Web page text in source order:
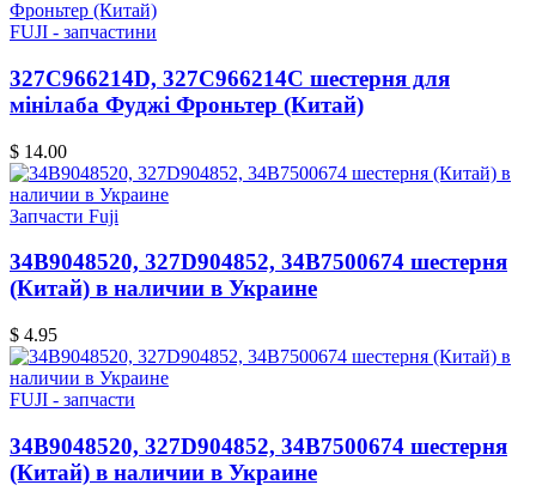
FUJI - запчастини
327C966214D, 327C966214C шестерня для
мінілаба Фуджі Фроньтер (Китай)
$ 14.00
Запчасти Fuji
34B9048520, 327D904852, 34B7500674 шестерня
(Китай) в наличии в Украине
$ 4.95
FUJI - запчасти
34B9048520, 327D904852, 34B7500674 шестерня
(Китай) в наличии в Украине